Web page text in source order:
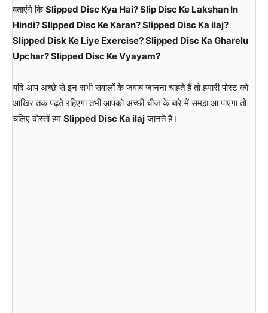
बताएंगे किSlipped Disc Kya Hai? Slip Disc Ke Lakshan In
Hindi? Slipped Disc Ke Karan? Slipped Disc Ka ilaj?
Slipped Disk Ke Liye Exercise? Slipped Disc Ka Gharelu
Upchar? Slipped Disc Ke Vyayam?
यदि आप अच्छे से इन सभी सवालों के जवाब जानना चाहते हैं तो हमारी पोस्ट को
आखिर तक पढ़ते रहिएगा तभी आपको अच्छी चीज के बारे में समझ आ पाएगा तो
चलिए दोस्तों हम Slipped Disc Ka ilajजानते हैं।